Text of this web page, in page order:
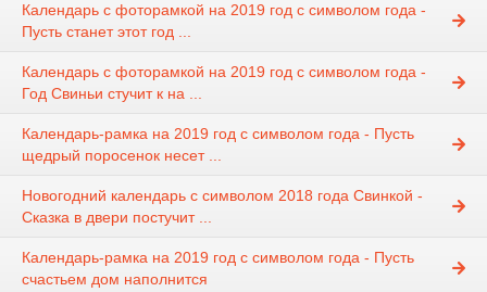
Календарь с фоторамкой на 2019 год с символом года -
Пусть станет этот год ...
Календарь с фоторамкой на 2019 год с символом года -
Год Свиньи стучит к на ...
Календарь-рамка на 2019 год с символом года - Пусть
щедрый поросенок несет ...
Новогодний календарь с символом 2018 года Свинкой -
Сказка в двери постучит ...
Календарь-рамка на 2019 год с символом года - Пусть
счастьем дом наполнится